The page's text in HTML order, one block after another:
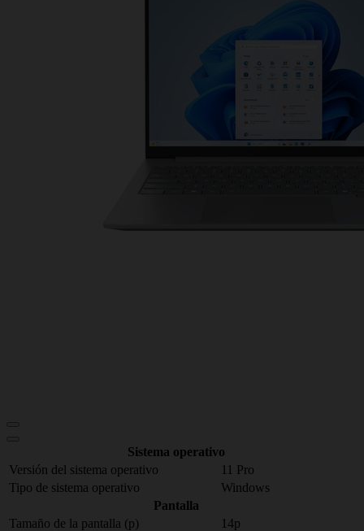
Sistema operativo
Versión del sistema operativo
11 Pro
Tipo de sistema operativo
Windows
Pantalla
Tamaño de la pantalla (p)
14p